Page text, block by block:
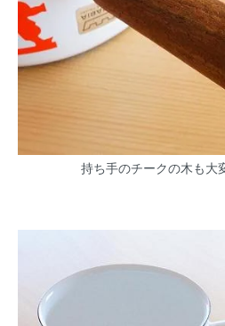
持ち手のチークの木も大